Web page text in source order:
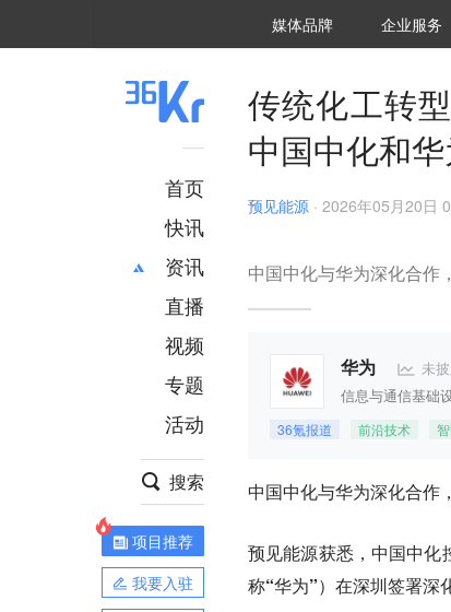
媒体品牌 36Kr研究院
企业服务
首页
快讯
资讯
推荐
财经
项目推荐
安徽
直播
视频
专题
活动
搜索
项目推荐
我要入驻
传统化工转
中国中化和
预见能源 · 2026年05月20日
中国中化与华为深化合作
华为 未
信息与通信基础
36氪报道 前沿技术
中国中化与华为深化合作
预见能源获悉，中国中化
称“华为”）在深圳签署深